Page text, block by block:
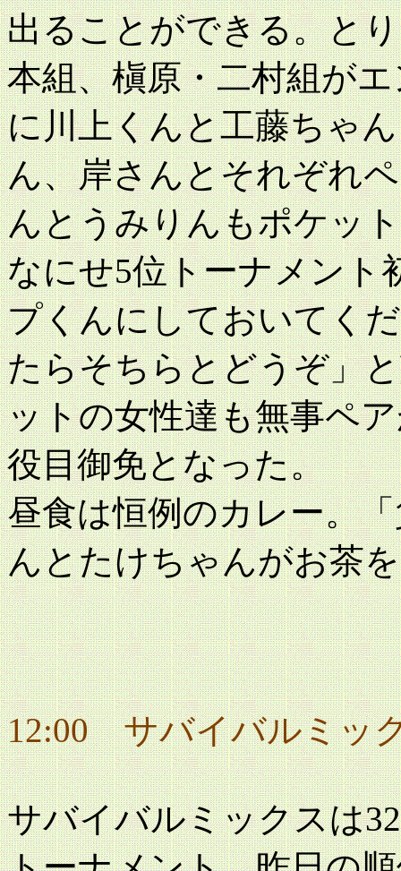
出ることができる。と
本組、槇原・二村組が
に川上くんと工藤ちゃ
ん、岸さんとそれぞれ
んとうみりんもポケッ
なにせ5位トーナメント
プくんにしておいてく
たらそちらとどうぞ」
ットの女性達も無事ペ
役目御免となった。
昼食は恒例のカレー。
んとたけちゃんがお茶
12:00 サバイバルミッ
サバイバルミックスは